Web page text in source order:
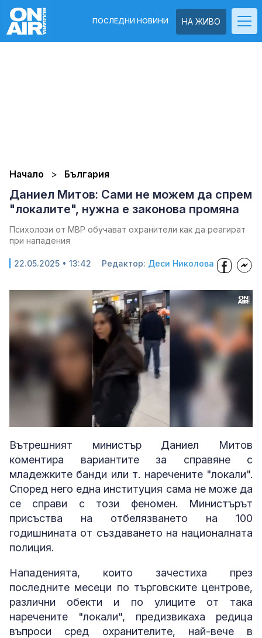
НА ЖИВО
ПОСЛЕДНИ НОВИНИ
Начало България
Даниел Митов: Сами не можем да спрем
"локалите", нужна е законова промяна
Психолози от МВР обучават охранители как да реагират
при нападения
22.05.2025 • 13:42 Редактор: Деси Николова
Loaded
100.00%
Вътрешният министър Даниел Митов
коментира вариантите за справяне с
младежките банди или т. наречените "локали".
Според него една институция сама не може да
се справи с този феномен. Министърът
присъства на отбелязването на 100
годишнината от създаването на националната
полиция.
Нападенията, които зачестиха през
последните месеци по търговските центрове,
различни обекти и по улиците от така
наречените "локали", предизвикаха редица
въпроси сред охранителите, най-вече в